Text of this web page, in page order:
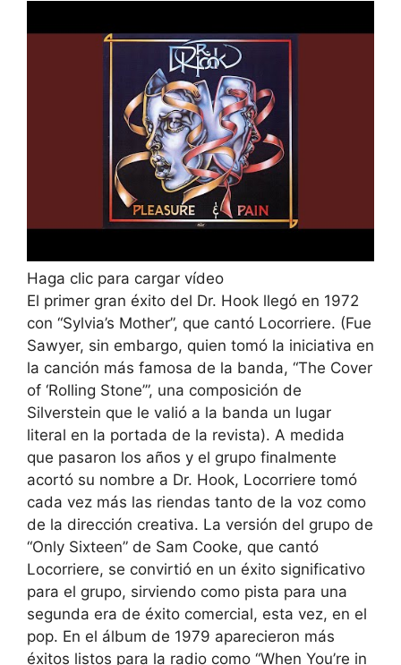
Haga clic para cargar vídeo
El primer gran éxito del Dr. Hook llegó en 1972
con “Sylvia’s Mother”, que cantó Locorriere. (Fue
Sawyer, sin embargo, quien tomó la iniciativa en
la canción más famosa de la banda, “The Cover
of ‘Rolling Stone’”, una composición de
Silverstein que le valió a la banda un lugar
literal en la portada de la revista). A medida
que pasaron los años y el grupo finalmente
acortó su nombre a Dr. Hook, Locorriere tomó
cada vez más las riendas tanto de la voz como
de la dirección creativa. La versión del grupo de
“Only Sixteen” de Sam Cooke, que cantó
Locorriere, se convirtió en un éxito significativo
para el grupo, sirviendo como pista para una
segunda era de éxito comercial, esta vez, en el
pop. En el álbum de 1979 aparecieron más
éxitos listos para la radio como “When You’re in